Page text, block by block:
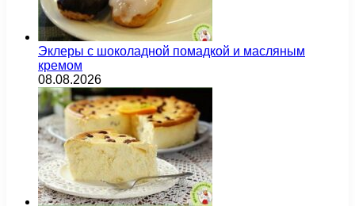
Эклеры с шоколадной помадкой и масляным
кремом
08.08.2026